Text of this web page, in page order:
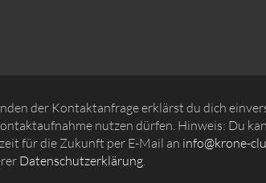
der Kontaktanfrage erklärst du dich
nutzen dürfen. Hinweis: Du
für die Zukunft per E-Mail an info@krone-
Datenschutzerklärung.